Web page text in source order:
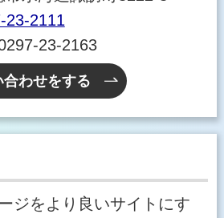
23-2111
23-2163
わせをする
ジをより良いサイトにす